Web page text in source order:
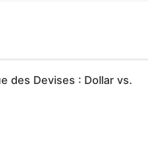
des Devises : Dollar vs.